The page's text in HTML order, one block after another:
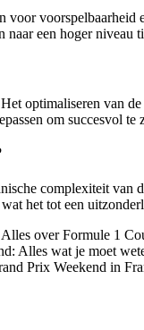
voorspelbaarheid
naar een hoger niveau
optimaliseren van
om succesvol te
complexiteit van
het tot een
Alles over Formule 1
Alles wat je moet
Prix Weekend in